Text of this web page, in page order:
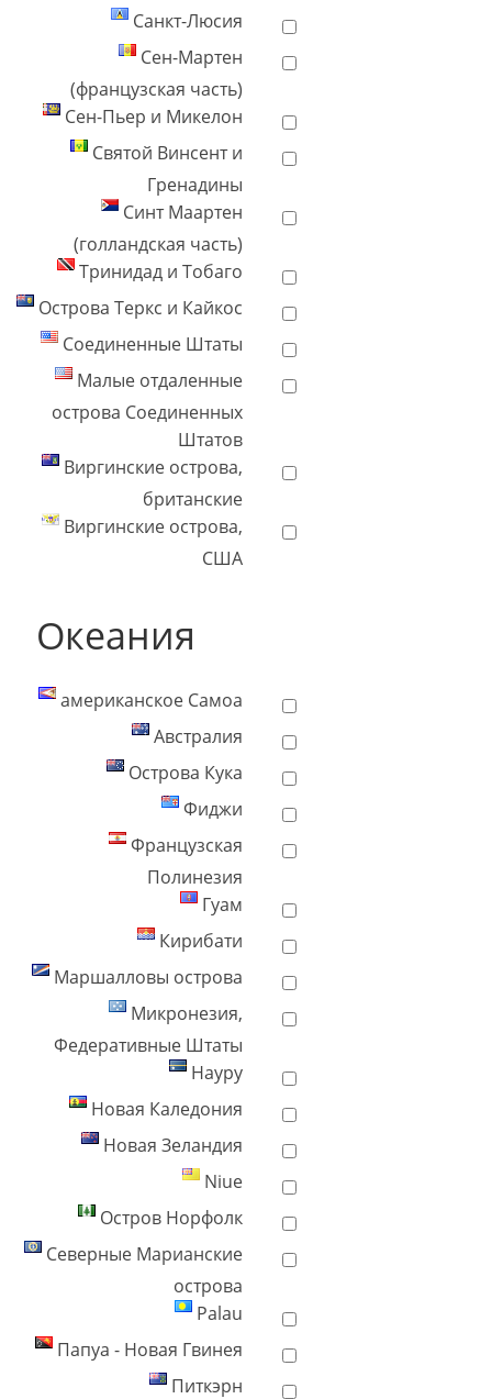
Санкт-Люсия
Сен-Мартен
(французская часть)
Сен-Пьер и Микелон
Святой Винсент и
Гренадины
Синт Маартен
(голландская часть)
Тринидад и Тобаго
Острова Теркс и Кайкос
Соединенные Штаты
Малые отдаленные
острова Соединенных
Штатов
Виргинские острова,
британские
Виргинские острова,
США
Океания
американское Самоа
Австралия
Острова Кука
Фиджи
Французская
Полинезия
Гуам
Кирибати
Маршалловы острова
Микронезия,
Федеративные Штаты
Науру
Новая Каледония
Новая Зеландия
Niue
Остров Норфолк
Северные Марианские
острова
Palau
Папуа - Новая Гвинея
Питкэрн